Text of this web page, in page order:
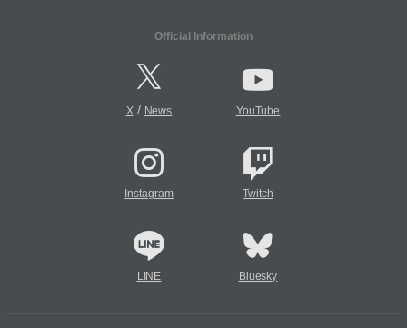
Official Information
X/ News YouTube
Instagram Twitch
LINE Bluesky